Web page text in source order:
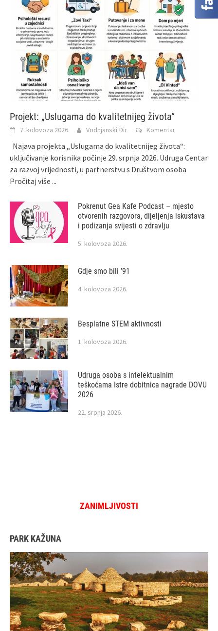
Projekt: „Uslugama do kvalitetnijeg života“
7. kolovoza 2026. Vodnjanski Đir Komentar
Najava projekta „Uslugama do kvalitetnijeg života“:
uključivanje korisnika počinje 29. srpnja 2026. Udruga Centar
za razvoj vrijednosti, u partnerstvu s Društvom osoba
Pročitaj više ...
Pokrenut Gea Kafe Podcast – mjesto
otvorenih razgovora, dijeljenja iskustava
i podizanja svijesti o zdravlju
5. kolovoza 2026.
Gdje smo bili ’91
4. kolovoza 2026.
Besplatne STEM aktivnosti
1. kolovoza 2026.
Udruga osoba s intelektualnim
teškoćama Istre dobitnica nagrade DOVU
2026
22. srpnja 2026.
ZANIMLJIVOSTI
PARK KAŽUNA